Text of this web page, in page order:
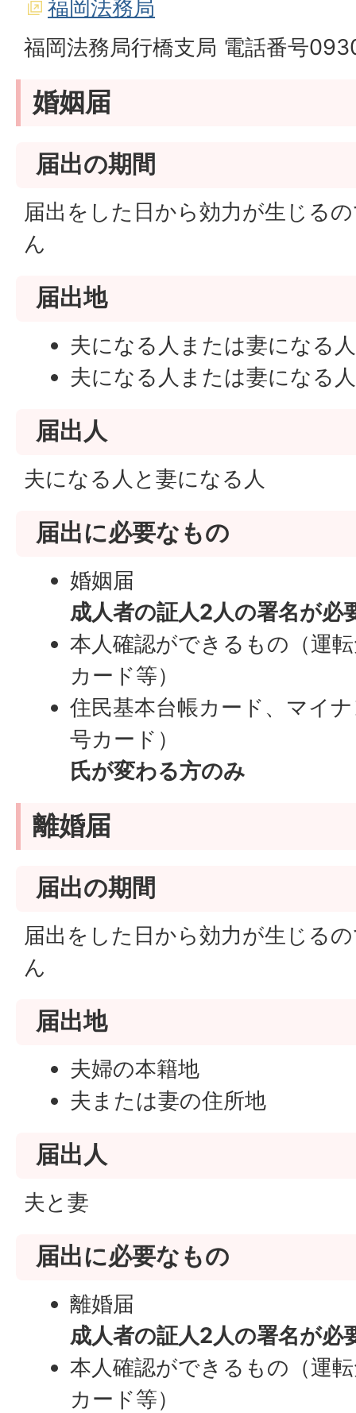
福岡法務局
福岡法務局行橋支局 電話番号
婚姻届
届出の期間
届出をした日から効力が生じる
ん
届出地
夫になる人または妻になる
夫になる人または妻になる
届出人
夫になる人と妻になる人
届出に必要なもの
婚姻届
成人者の証人2人の署名が必
本人確認ができるもの（運
カード等）
住民基本台帳カード、マイ
号カード）
氏が変わる方のみ
離婚届
届出の期間
届出をした日から効力が生じる
ん
届出地
夫婦の本籍地
夫または妻の住所地
届出人
夫と妻
届出に必要なもの
離婚届
成人者の証人2人の署名が必
本人確認ができるもの（運
カード等）